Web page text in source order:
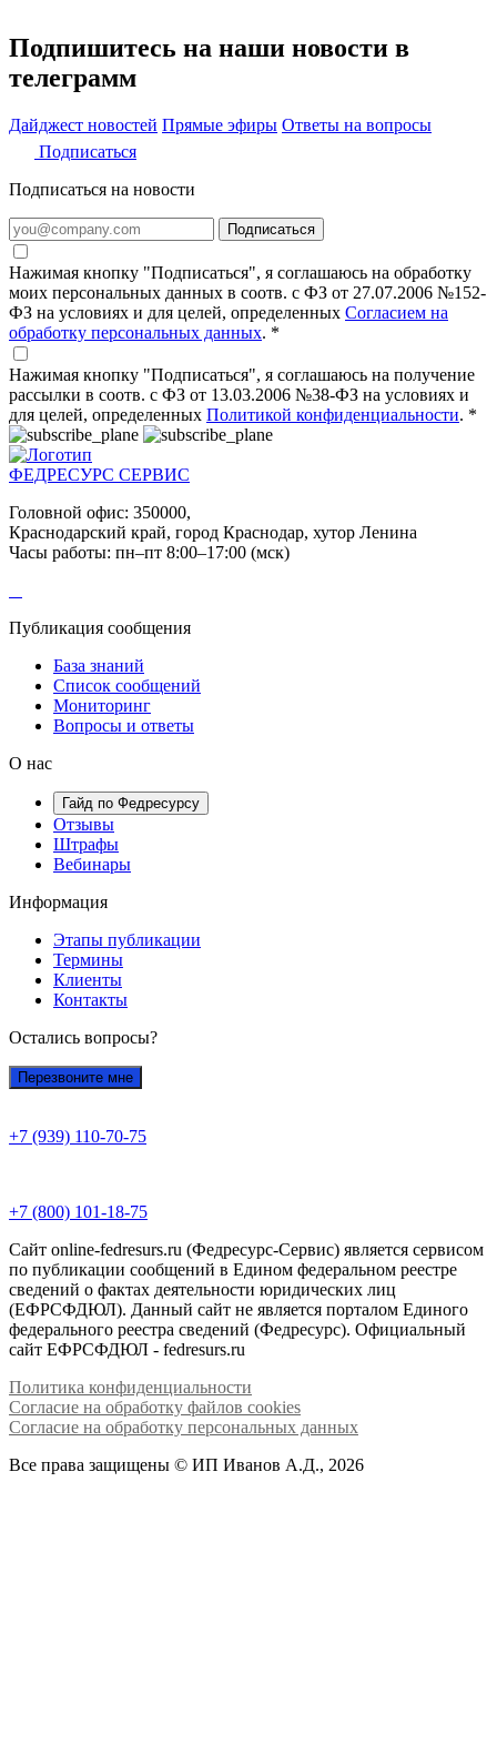
Подпишитесь на наши новости в
телеграмм
Дайджест новостей Прямые эфиры Ответы на вопросы
Подписаться
Подписаться на новости
Подписаться
Нажимая кнопку "Подписаться", я соглашаюсь на обработку
моих персональных данных в соотв. с ФЗ от 27.07.2006 №152-
ФЗ на условиях и для целей, определенных Согласием на
обработку персональных данных. *
Нажимая кнопку "Подписаться", я соглашаюсь на получение
рассылки в соотв. с ФЗ от 13.03.2006 №38-ФЗ на условиях и
для целей, определенных Политикой конфиденциальности. *
ФЕДРЕСУРС СЕРВИС
Головной офис: 350000,
Краснодарский край, город Краснодар, хутор Ленина
Часы работы: пн–пт 8:00–17:00 (мск)
Публикация сообщения
База знаний
Список сообщений
Мониторинг
Вопросы и ответы
О нас
Гайд по Федресурсу
Отзывы
Штрафы
Вебинары
Информация
Этапы публикации
Термины
Клиенты
Контакты
Остались вопросы?
Перезвоните мне
+7 (939) 110-70-75
+7 (800) 101-18-75
Сайт online-fedresurs.ru (Федресурс-Сервис) является сервисом
по публикации сообщений в Едином федеральном реестре
сведений о фактах деятельности юридических лиц
(ЕФРСФДЮЛ). Данный сайт не является порталом Единого
федерального реестра сведений (Федресурс). Официальный
сайт ЕФРСФДЮЛ - fedresurs.ru
Политика конфиденциальности
Согласие на обработку файлов cookies
Согласие на обработку персональных данных
Все права защищены © ИП Иванов А.Д., 2026